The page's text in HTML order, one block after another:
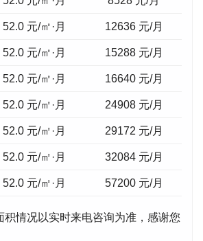
52.0 元/㎡·月 12636元/月
52.0 元/㎡·月 15288元/月
52.0 元/㎡·月 16640元/月
52.0 元/㎡·月 24908元/月
52.0 元/㎡·月 29172 元/月
52.0 元/㎡·月 32084元/月
52.0 元/㎡·月 57200元/月
积情况以实时来电咨询为准，感谢您